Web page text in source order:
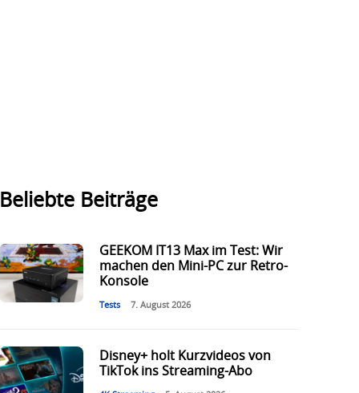
Beliebte Beiträge
GEEKOM IT13 Max im Test: Wir
machen den Mini-PC zur Retro-
Konsole
Tests 7. August 2026
Disney+ holt Kurzvideos von
TikTok ins Streaming-Abo